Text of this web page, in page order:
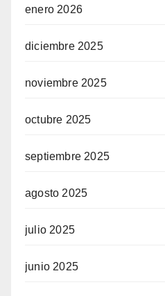
enero 2026
diciembre 2025
noviembre 2025
octubre 2025
septiembre 2025
agosto 2025
julio 2025
junio 2025